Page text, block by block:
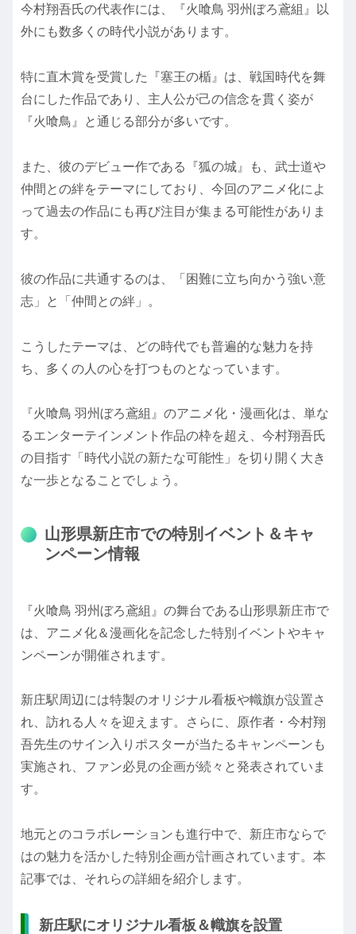
今村翔吾氏の代表作には、『火喰鳥 羽州ぼろ鳶組』以
外にも数多くの時代小説があります。
特に直木賞を受賞した『塞王の楯』は、戦国時代を舞
台にした作品であり、主人公が己の信念を貫く姿が
『火喰鳥』と通じる部分が多いです。
また、彼のデビュー作である『狐の城』も、武士道や
仲間との絆をテーマにしており、今回のアニメ化によ
って過去の作品にも再び注目が集まる可能性がありま
す。
彼の作品に共通するのは、「困難に立ち向かう強い意
志」と「仲間との絆」。
こうしたテーマは、どの時代でも普遍的な魅力を持
ち、多くの人の心を打つものとなっています。
『火喰鳥 羽州ぼろ鳶組』のアニメ化・漫画化は、単な
るエンターテインメント作品の枠を超え、今村翔吾氏
の目指す「時代小説の新たな可能性」を切り開く大き
な一歩となることでしょう。
山形県新庄市での特別イベント＆キャ
ンペーン情報
『火喰鳥 羽州ぼろ鳶組』の舞台である山形県新庄市で
は、アニメ化＆漫画化を記念した特別イベントやキャ
ンペーンが開催されます。
新庄駅周辺には特製のオリジナル看板や幟旗が設置さ
れ、訪れる人々を迎えます。さらに、原作者・今村翔
吾先生のサイン入りポスターが当たるキャンペーンも
実施され、ファン必見の企画が続々と発表されていま
す。
地元とのコラボレーションも進行中で、新庄市ならで
はの魅力を活かした特別企画が計画されています。本
記事では、それらの詳細を紹介します。
新庄駅にオリジナル看板＆幟旗を設置